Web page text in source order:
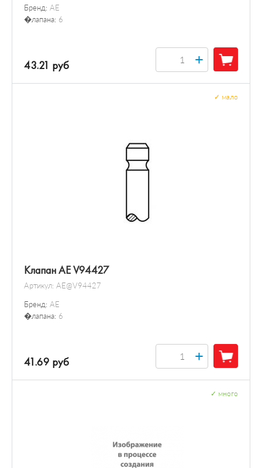
Бренд: AE
�лапана: 6
43.21 руб +
Клапан AE V94427
Артикул: AE@V94427
Бренд: AE
�лапана: 6
мало
41.69 руб +
много